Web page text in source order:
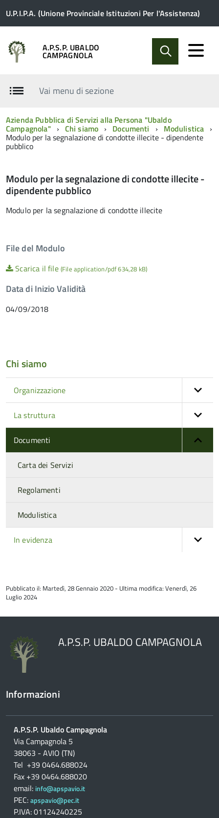
U.P.I.P.A. (Unione Provinciale Istituzioni Per l'Assistenza)
A.P.S.P. UBALDO
CAMPAGNOLA
Vai menu di sezione
Azienda Pubblica di Servizi alla Persona "Ubaldo
Campagnola" Chi siamo Documenti Modulistica
Modulo per la segnalazione di condotte illecite - dipendente
pubblico
Modulo per la segnalazione di condotte illecite -
dipendente pubblico
Modulo per la segnalazione di condotte illecite
File del Modulo
Scarica il file (File application/pdf 634,28 kB)
Data di Inizio Validità
04/09/2018
Chi siamo
Organizzazione
La struttura
Documenti
Carta dei Servizi
Regolamenti
Modulistica
In evidenza
del
contenuto
Pubblicato il: Martedì, 28 Gennaio 2020 - Ultima modifica: Venerdì, 26
Luglio 2024
A.P.S.P. UBALDO CAMPAGNOLA
Informazioni
A.P.S.P. Ubaldo Campagnola
Via Campagnola 5
38063 - AVIO (TN)
Tel +39 0464.688024
Fax +39 0464.688020
email: info@apspavio.it
PEC:apspavio@pec.it
P.IVA: 01124240225